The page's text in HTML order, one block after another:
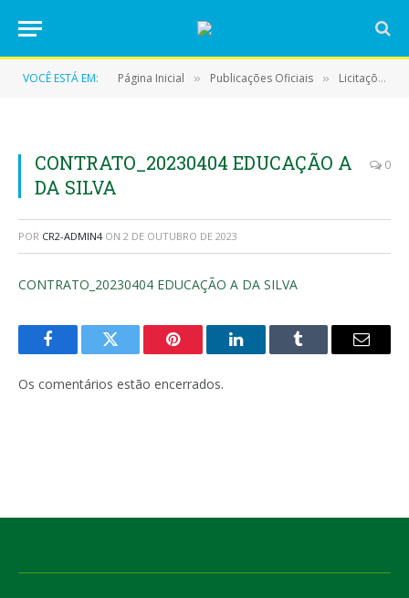
VOCÊ ESTÁ EM: Página Inicial » Publicações Oficiais » Licitações
CONTRATO_20230404 EDUCAÇÃO A
DA SILVA
0
POR CR2-ADMIN4 ON 2 DE OUTUBRO DE 2023
CONTRATO_20230404 EDUCAÇÃO A DA SILVA
FacebookTwitter Pinterest LinkedInTumblr
E-
Os comentários estão encerrados.